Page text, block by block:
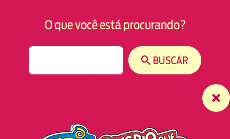
O que você está procurando?
BUSCAR